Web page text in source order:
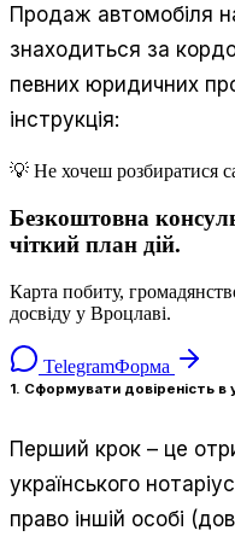
Продаж автомобіля
знаходиться за
певних юридичних
інструкція:
💡 Не хочеш розбиратися
Безкоштовна
чіткий план дій.
Карта побиту,
досвіду у Вроцлаві.
TelegramФорма
1. Сформувати довіреність в
Перший крок – це
українського
право іншій особі